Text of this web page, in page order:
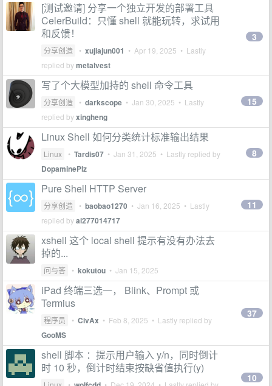
[测试邀请] 分享一个独立开发的部署工具
CelerBuild：只懂 shell 就能玩转，求试用
和反馈！
分享创造 • xujiajun001 • Apr 19, 2025 • Lastly
replied bymetalvest
3
写了个大模型加持的 shell 命令工具
分享创造 • darkscope • Jan 30, 2025 • Lastly
replied byxingheng
15
Linux Shell 如何分类统计标准输出结果
Linux • Tardis07 • Jan 31, 2025 • Lastly replied by
DopaminePlz
8
Pure Shell HTTP Server
分享创造 • baobao1270 • Jan 16, 2025 • Lastly
replied byai277014717
11
xshell 这个 local shell 提示有没有办法去
掉的...
问与答 • kokutou • Jan 15, 2025
iPad 终端三选一， Blink、Prompt 或
Termius
程序员 • CivAx • Feb 8, 2025 • Lastly replied by
GooMS
37
shell 脚本 ：提示用户输入 y/n，同时倒计
时 10 秒，倒计时结束按缺省值执行(y)
10